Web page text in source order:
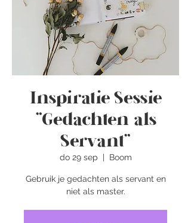
Inspiratie Sessie
"Gedachten als
Servant"
do 29 sep
  |
Boom
Gebruik je gedachten als servant en
niet als master.